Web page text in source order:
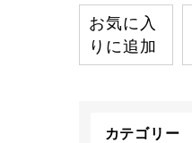
お気に入
りに追加
カテゴリー